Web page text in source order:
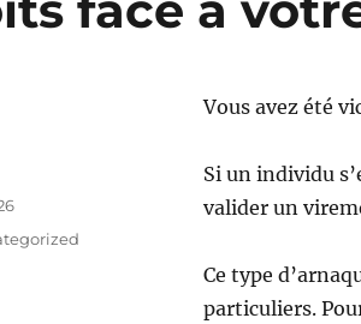
Vous avez été
Si un individu
valider un
Ce type
particuliers.